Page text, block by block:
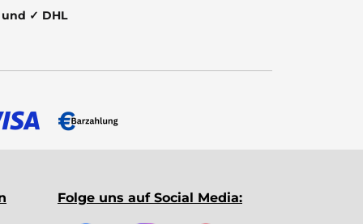
✓ DHL
Folge uns auf Social Media: